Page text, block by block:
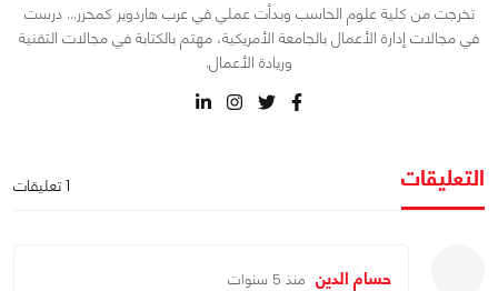
تخرجت من كلية علوم الحاسب وبدأت عملي في عرب هاردوير كمحرر… درست
في مجالات إدارة الأعمال بالجامعة الأمريكية، مهتم بالكتابة في مجالات التقنية
وريادة الأعمال.
التعليقات 1 تعليقات
حسام الدين منذ 5 سنوات